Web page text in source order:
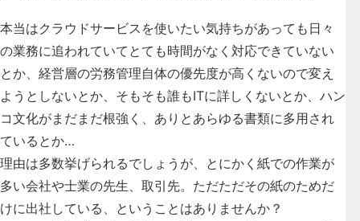
本当はクラウドサービスを使いたい気持ちがあっても日々
の業務に追われていてとても時間がなく対応できていない
とか、経営層の労務管理自体の優先度が高くないので変え
ようとしないとか、そもそも誰もITに詳しくないとか、ハン
コ文化がまだまだ根強く、ありとあらゆる書類に多用され
ているとか…
理由は多数挙げられるでしょうが、とにかく紙での作業が
多い会社や士業の先生、取引先。ただただその紙のためだ
けに出社している、ということはありませんか？